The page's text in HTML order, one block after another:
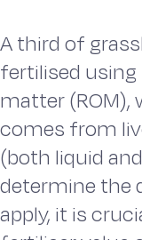
A third of
fertilised using
matter (ROM),
comes from
(both liquid
determine the
apply, it is